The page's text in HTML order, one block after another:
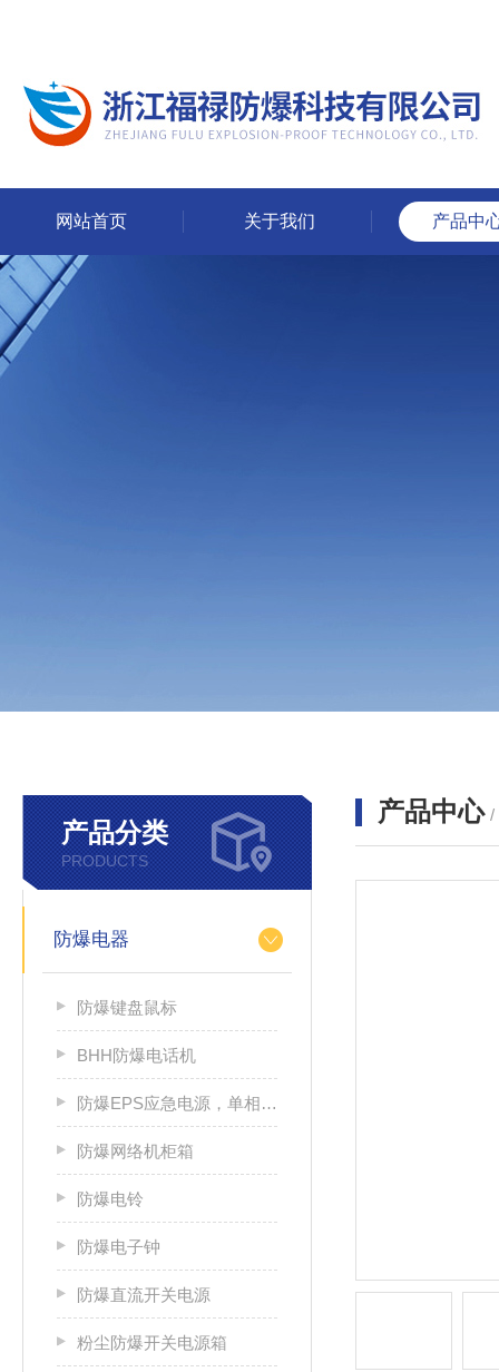
网站首页 关于我们 产品中
产品分类
PRODUCTS
防爆电器
防爆键盘鼠标
BHH防爆电话机
防爆EPS应急电源，单相/三相电源箱
防爆网络机柜箱
防爆电铃
防爆电子钟
防爆直流开关电源
粉尘防爆开关电源箱
产品中心 /